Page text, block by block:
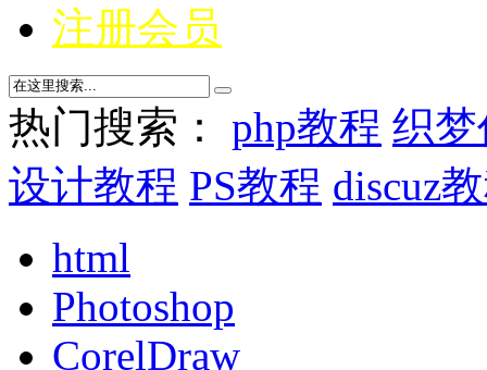
注册会员
热门搜索： php教程 织
设计教程 PS教程 discuz
html
Photoshop
CorelDraw